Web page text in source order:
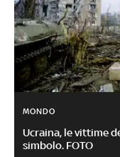
MONDO
Ucraina, le vittime
simbolo. FOTO